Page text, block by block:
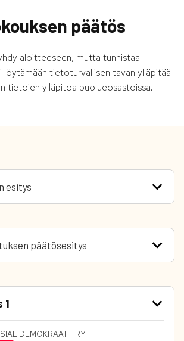
päätös
aloitteeseen, mutta tunnistaa
löytämään tietoturvallisen tavan ylläpitää
tietojen ylläpitoa puolueosastoissa.
esitys
päätösesitys
1
RY